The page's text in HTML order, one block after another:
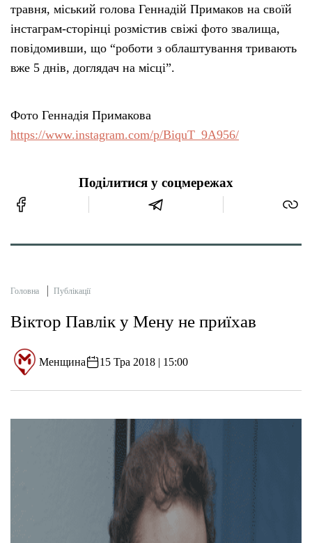
травня, міський голова Геннадій Примаков на своїй
інстаграм-сторінці розмістив свіжі фото звалища,
повідомивши, що “роботи з облаштування тривають
вже 5 днів, доглядач на місці”.
Фото Геннадія Примакова
https://www.instagram.com/p/BiquT_9A956/
Поділитися у соцмережах
Головна Публікації
Віктор Павлік у Мену не приїхав
Менщина 15 Тра 2018 | 15:00